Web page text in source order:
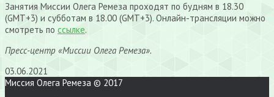
Занятия Миссии Олега Ремеза проходят по будням в 18.30
(GMT+3) и субботам в 18.00 (GMT+3). Онлайн-трансляции можно
смотреть по ссылке.
Пресс-центр «Миссии Олега Ремеза».
03.06.2021
Миссия Олега Ремеза © 2017